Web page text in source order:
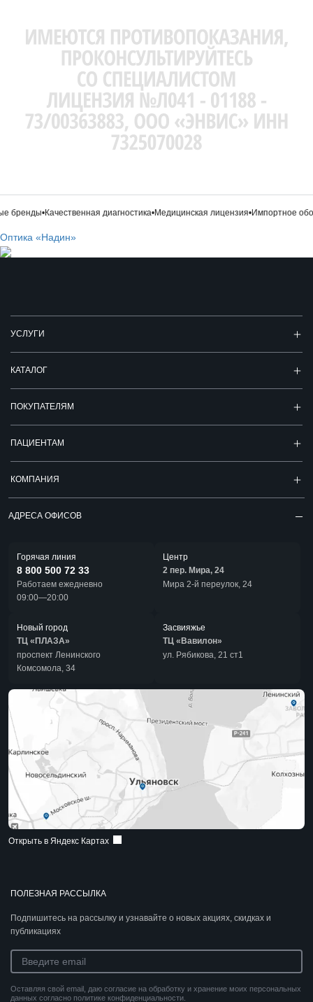
бренды•Качественная диагностика•Медицинская лицензия•Импортное
Оптика «Надин»
ПОЛЕЗНАЯ РАССЫЛКА
Подпишитесь на рассылку и узнавайте о новых акциях, скидках и
публикациях
Оставляя свой email, даю согласие на обработку и хранение моих персональных
данных согласно политике конфиденциальности.
УСЛУГИ
КАТАЛОГ
ПОКУПАТЕЛЯМ
ПАЦИЕНТАМ
КОМПАНИЯ
АДРЕСА ОФИСОВ
Горячая линия
8 800 500 72 33
Работаем ежедневно
09:00—20:00
Центр
2 пер. Мира, 24
Мира 2-й переулок, 24
Новый город
ТЦ «ПЛАЗА»
проспект Ленинского
Комсомола, 34
Засвияжье
ТЦ «Вавилон»
ул. Рябикова, 21 ст1
Открыть в Яндекс Картах